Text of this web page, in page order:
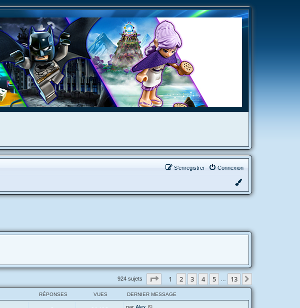
Connexion
S’enregistrer
924 sujets Page sur13
1 2 3 4 5 13
RÉPONSES VUES DERNIER MESSAGE